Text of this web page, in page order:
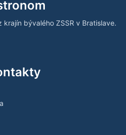
bývalého ZSSR v Bratislave.